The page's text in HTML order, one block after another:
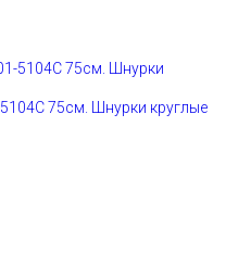
75см. Шнурки круглые